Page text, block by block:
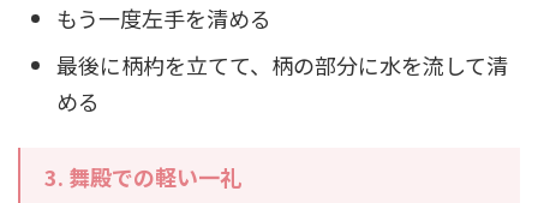
もう一度左手を清める
最後に柄杓を立てて、柄の部分に水を流して清
める
3. 舞殿での軽い一礼